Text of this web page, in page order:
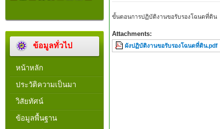
ข้อมูลทั่วไป
หน้าหลัก
ประวัติความเป็นมา
วิสัยทัศน์
ข้อมูลพื้นฐาน
ขั้นตอนการปฏิบัติงานขอรับรองโฉนดที่ดิน
Attachments:
ผังปฏิบัติงานขอรับรองโฉนดที่ดิน.pdf